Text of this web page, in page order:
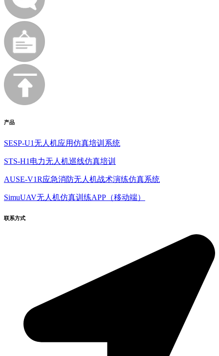
产品
SESP-U1无人机应用仿真培训系统
STS-H1电力无人机巡线仿真培训
AUSE-V1R应急消防无人机战术演练仿真系统
SimuUAV无人机仿真训练APP（移动端）
联系方式